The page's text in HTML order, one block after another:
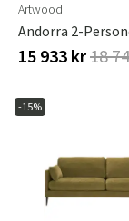
Artwood
15 933 kr18
-15%